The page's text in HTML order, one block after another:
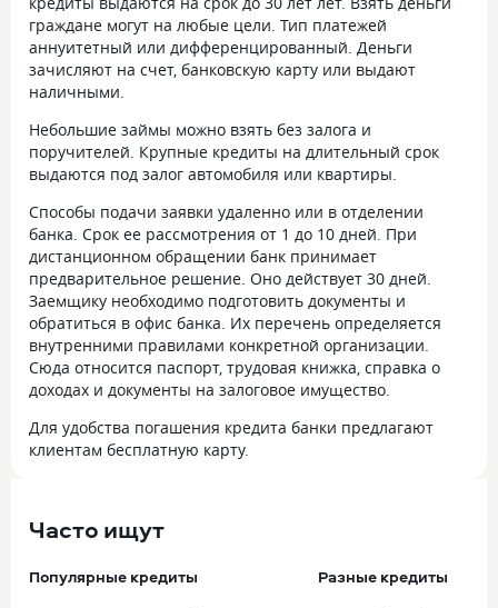
граждане могут на любые цели. Тип платежей
аннуитетный или дифференцированный. Деньги
зачисляют на счет, банковскую карту или выдают
наличными.
Небольшие займы можно взять без залога и
поручителей. Крупные кредиты на длительный срок
выдаются под залог автомобиля или квартиры.
Способы подачи заявки удаленно или в отделении
банка. Срок ее рассмотрения от 1 до 10 дней. При
дистанционном обращении банк принимает
предварительное решение. Оно действует 30 дней.
Заемщику необходимо подготовить документы и
обратиться в офис банка. Их перечень определяется
внутренними правилами конкретной организации.
Сюда относится паспорт, трудовая книжка, справка о
доходах и документы на залоговое имущество.
Для удобства погашения кредита банки предлагают
клиентам бесплатную карту.
Часто ищут
Популярные кредиты Разные кредиты